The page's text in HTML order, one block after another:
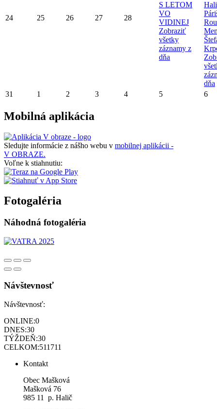
24 25 26 27 28
S LETOM
VO
VIDINEJ
Zobraziť
všetky
záznamy z
dňa
dňa
31
1 2 3 4 5 6
Mobilná aplikácia
Sledujte informácie z nášho webu v mobilnej aplikácii -
V OBRAZE.
Voľne k stiahnutiu:
Fotogaléria
Náhodná fotogaléria
Návštevnosť
Návštevnosť:
ONLINE:0
DNES:30
TÝŽDEŇ:30
CELKOM:511711
Kontakt
Obec Mašková
Mašková 76
985 11 p. Halič